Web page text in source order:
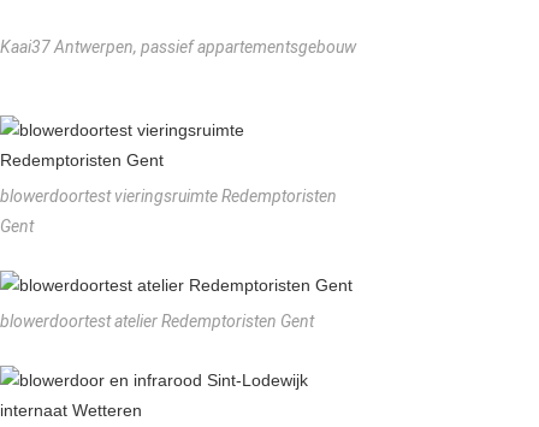
Kaai37 Antwerpen, passief appartementsgebouw
blowerdoortest vieringsruimte Redemptoristen
Gent
blowerdoortest atelier Redemptoristen Gent